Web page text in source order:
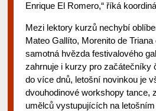
Enrique El Romero,“ říká
Mezi lektory kurzů nechybí
Mateo Gallíto, Morenito de
samotná hvězda festivalového
zahrnuje i kurzy pro začátečníky
do více dnů, letošní novinkou je
dvouhodinové workshopy
umělců vystupujících na